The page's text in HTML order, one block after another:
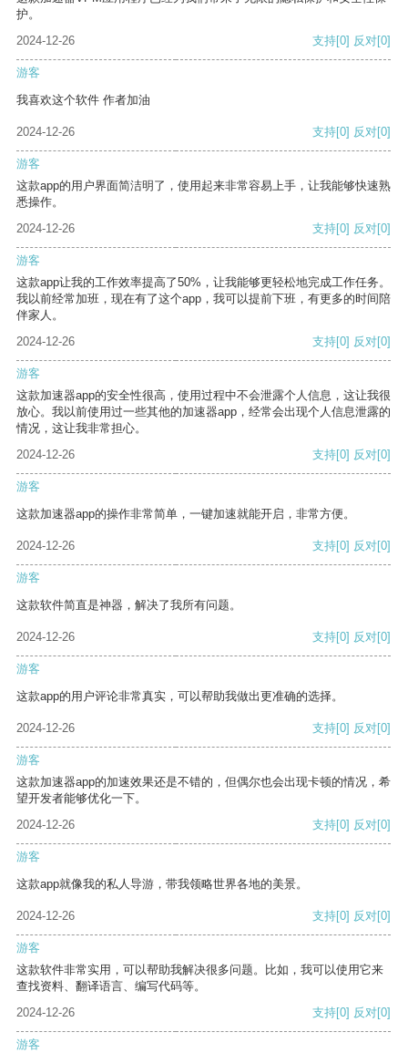
护。
2024-12-26
支持[0] 反对[0]
游客
我喜欢这个软件 作者加油
2024-12-26 支持[0] 反对[0]
游客
这款app的用户界面简洁明了，使用起来非常容易上手，让我能够快速熟
悉操作。
2024-12-26
支持[0] 反对[0]
游客
这款app让我的工作效率提高了50%，让我能够更轻松地完成工作任务。
我以前经常加班，现在有了这个app，我可以提前下班，有更多的时间陪
伴家人。
2024-12-26
支持[0] 反对[0]
游客
这款加速器app的安全性很高，使用过程中不会泄露个人信息，这让我很
放心。我以前使用过一些其他的加速器app，经常会出现个人信息泄露的
情况，这让我非常担心。
2024-12-26
支持[0] 反对[0]
游客
这款加速器app的操作非常简单，一键加速就能开启，非常方便。
2024-12-26 支持[0] 反对[0]
游客
这款软件简直是神器，解决了我所有问题。
2024-12-26 支持[0] 反对[0]
游客
这款app的用户评论非常真实，可以帮助我做出更准确的选择。
2024-12-26 支持[0] 反对[0]
游客
这款加速器app的加速效果还是不错的，但偶尔也会出现卡顿的情况，希
望开发者能够优化一下。
2024-12-26
支持[0] 反对[0]
游客
这款app就像我的私人导游，带我领略世界各地的美景。
2024-12-26 支持[0] 反对[0]
游客
这款软件非常实用，可以帮助我解决很多问题。比如，我可以使用它来
查找资料、翻译语言、编写代码等。
2024-12-26
支持[0] 反对[0]
游客